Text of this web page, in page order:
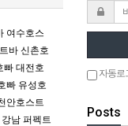
여수호스
바 신촌호
빠 대전호
빠 유성호
안호스트
강남 퍼펙트
자동로
Posts